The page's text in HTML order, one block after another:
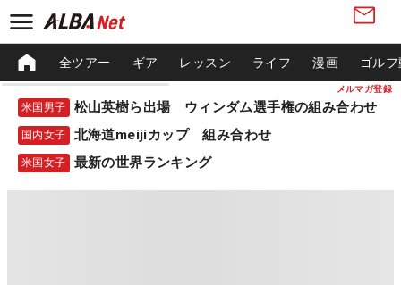
メルマガ登録
全ツアー ギア レッスン ライフ 漫画 ゴル
米国男子 松山英樹ら出場 ウィンダム選手権の組み合わせ
国内女子 北海道meijiカップ 組み合わせ
米国女子 最新の世界ランキング